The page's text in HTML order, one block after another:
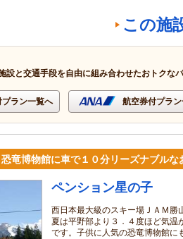
この施
設と交通手段を自由に組み合わせたおトクな
ラン一覧へ 航空券付プラ
竜博物館に車で１０分リーズナブルな
ペンション星の子
西日本最大級のスキー場ＪＡＭ勝
夏は平野部より３．４度ほど気温
です。子供に人気の恐竜博物館に